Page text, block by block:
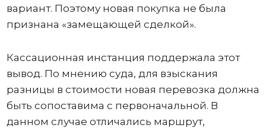
вариант. Поэтому новая покупка не была
признана «замещающей сделкой».
Кассационная инстанция поддержала этот
вывод. По мнению суда, для взыскания
разницы в стоимости новая перевозка должна
быть сопоставима с первоначальной. В
данном случае отличались маршрут,